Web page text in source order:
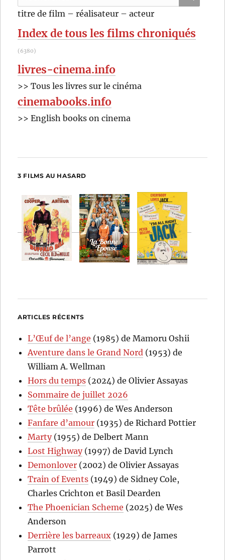
Lilly
pour
:
titre de film – réalisateur – acteur
Index de tous les films chroniqués
(6380)
livres-cinema.info
>> Tous les livres sur le cinéma
cinemabooks.info
>> English books on cinema
3 FILMS AU HASARD
ARTICLES RÉCENTS
L’Œuf de l’ange (1985) de Mamoru Oshii
Aventure dans le Grand Nord (1953) de
William A. Wellman
Hors du temps (2024) de Olivier Assayas
Sommaire de juillet 2026
Tête brûlée (1996) de Wes Anderson
Fanfare d’amour (1935) de Richard Pottier
Marty(1955) de Delbert Mann
Lost Highway(1997) de David Lynch
Demonlover (2002) de Olivier Assayas
Train of Events (1949) de Sidney Cole,
Charles Crichton et Basil Dearden
The Phoenician Scheme (2025) de Wes
Anderson
Derrière les barreaux (1929) de James
Parrott